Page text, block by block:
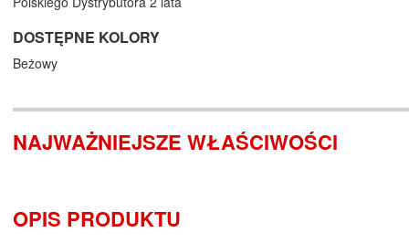
DOSTĘPNE KOLORY
Beżowy
NAJWAŻNIEJSZE WŁAŚCIWOŚCI
OPIS PRODUKTU